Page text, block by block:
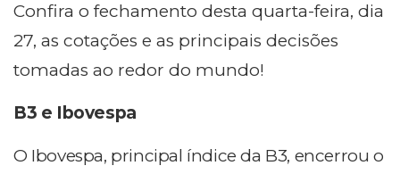
Confira o fechamento desta quarta-feira, dia
27, as cotações e as principais decisões
tomadas ao redor do mundo!
B3 e Ibovespa
O Ibovespa, principal índice da B3, encerrou o